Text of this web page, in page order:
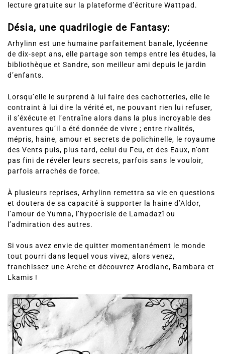
lecture gratuite sur la plateforme d’écriture Wattpad.
Désia, une quadrilogie de Fantasy:
Arhylinn est une humaine parfaitement banale, lycéenne
de dix-sept ans, elle partage son temps entre les études, la
bibliothèque et Sandre, son meilleur ami depuis le jardin
d’enfants.
Lorsqu’elle le surprend à lui faire des cachotteries, elle le
contraint à lui dire la vérité et, ne pouvant rien lui refuser,
il s’éxécute et l’entraîne alors dans la plus incroyable des
aventures qu’il a été donnée de vivre ; entre rivalités,
mépris, haine, amour et secrets de polichinelle, le royaume
des Vents puis, plus tard, celui du Feu, et des Eaux, n’ont
pas fini de révéler leurs secrets, parfois sans le vouloir,
parfois arrachés de force.
À plusieurs reprises, Arhylinn remettra sa vie en questions
et doutera de sa capacité à supporter la haine d’Aldor,
l’amour de Yumna, l’hypocrisie de Lamadazî ou
l’admiration des autres.
Si vous avez envie de quitter momentanément le monde
tout pourri dans lequel vous vivez, alors venez,
franchissez une Arche et découvrez Arodiane, Bambara et
Lkamis !